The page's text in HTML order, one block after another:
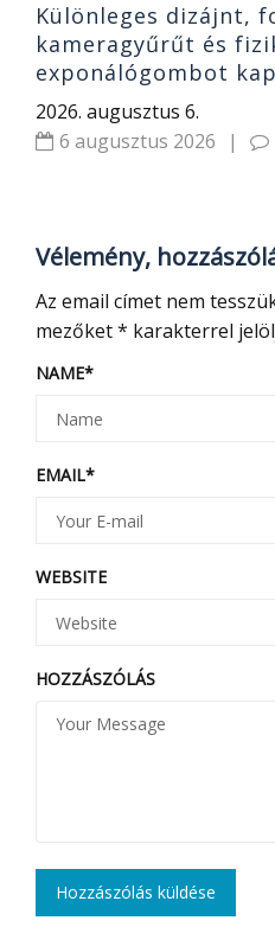
Különleges dizájnt,
kameragyűrűt és
exponálógombot
Ultra 5G
2026. augusztus 6.
6 augusztus 2026
|
Vélemény,
Az email címet nem
mezőket* karakterrel
NAME*
EMAIL*
WEBSITE
HOZZÁSZÓLÁS